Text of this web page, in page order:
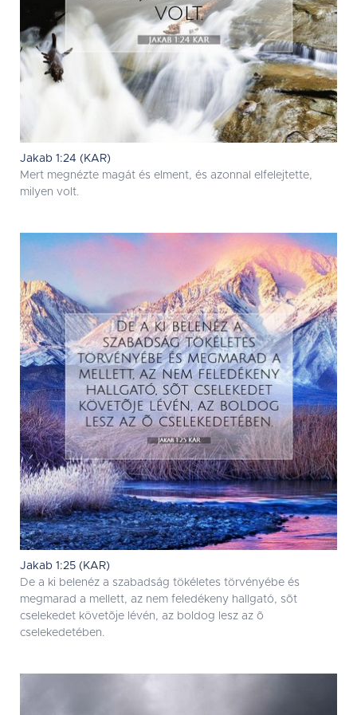
Jakab 1:24 (KAR)
Mert megnézte magát és elment, és azonnal elfelejtette,
milyen volt.
Jakab 1:25 (KAR)
De a ki belenéz a szabadság tökéletes törvényébe és
megmarad a mellett, az nem feledékeny hallgató, sõt
cselekedet követõje lévén, az boldog lesz az õ
cselekedetében.